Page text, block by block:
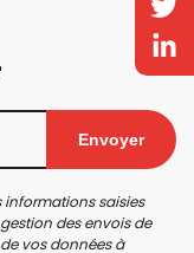
Envoyer
informations saisies
des envois de
vos données à